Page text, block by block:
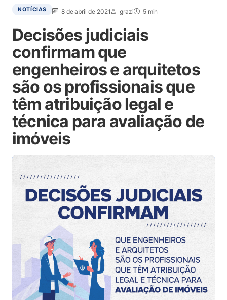
NOTÍCIAS 8 de abril de 2021 grazi 5 min
Decisões judiciais
confirmam que
engenheiros e arquitetos
são os profissionais que
têm atribuição legal e
técnica para avaliação de
imóveis